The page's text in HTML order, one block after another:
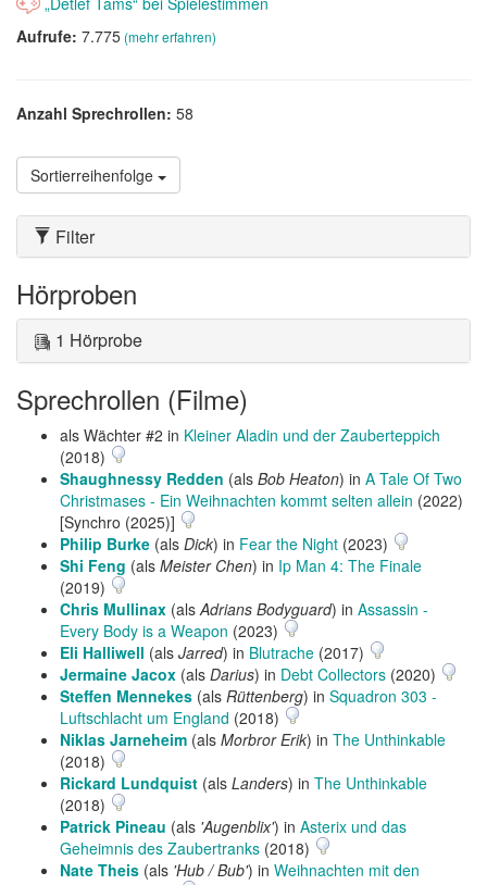
Aufrufe: 7.775(mehr erfahren)
Anzahl Sprechrollen: 58
Sortierreihenfolge
Filter
Hörproben
1 Hörprobe
Sprechrollen (Filme)
als Wächter #2 in Kleiner Aladin und der Zauberteppich
(2018)
Shaughnessy Redden (als Bob Heaton) in A Tale Of Two
Christmases - Ein Weihnachten kommt selten allein (2022)
[Synchro (2025)]
Philip Burke (als Dick) in Fear the Night (2023)
Shi Feng (als Meister Chen) in Ip Man 4: The Finale
(2019)
Chris Mullinax (alsAdrians Bodyguard) in Assassin -
Every Body is a Weapon (2023)
Eli Halliwell (als Jarred) in Blutrache (2017)
Jermaine Jacox (als Darius) in Debt Collectors (2020)
Steffen Mennekes (als Rüttenberg) in Squadron 303 -
Luftschlacht um England (2018)
Niklas Jarneheim (als Morbror Erik) in The Unthinkable
(2018)
Rickard Lundquist (als Landers) in The Unthinkable
(2018)
Patrick Pineau (als 'Augenblix') in Asterix und das
Geheimnis des Zaubertranks (2018)
Nate Theis (als 'Hub / Bub') in Weihnachten mit den